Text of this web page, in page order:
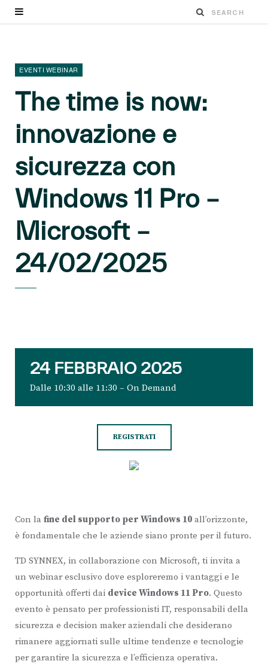
EVENTI WEBINAR
The time is now:
innovazione e
sicurezza con
Windows 11 Pro –
Microsoft –
24/02/2025
24 FEBBRAIO 2025
Dalle 10:30 alle 11:30 – On Demand
REGISTRATI
Con la fine del supporto per Windows 10 all’orizzonte,
è fondamentale che le aziende siano pronte per il futuro.
TD SYNNEX, in collaborazione con Microsoft, ti invita a
un webinar esclusivo dove esploreremo i vantaggi e le
opportunità offerti dai device Windows 11 Pro. Questo
evento è pensato per professionisti IT, responsabili della
sicurezza e decision maker aziendali che desiderano
rimanere aggiornati sulle ultime tendenze e tecnologie
per garantire la sicurezza e l’efficienza operativa.